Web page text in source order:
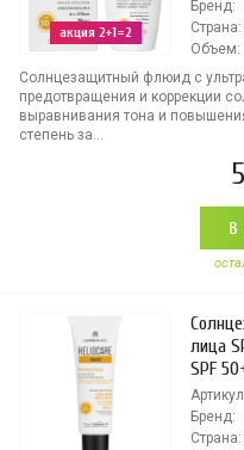
акция 2+1=2
Бренд:
Страна:
Объем:
Солнцезащитный флюид с
предотвращения и коррекции
выравнивания тона и
степень за...
В
лица
SPF
Бренд:
Страна: